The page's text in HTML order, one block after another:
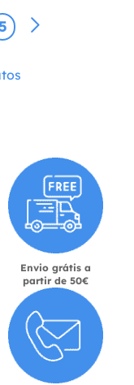
Envio grátis a
partir de 50€